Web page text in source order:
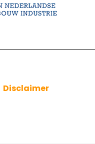
Disclaimer